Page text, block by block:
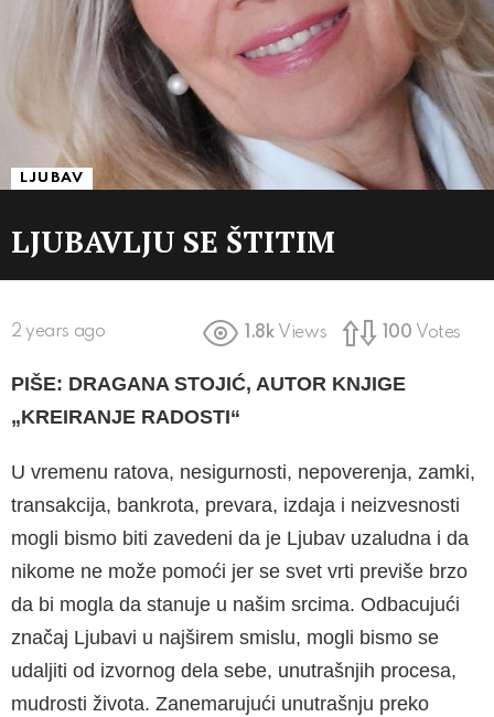
LJUBAV
LJUBAVLJU SE ŠTITIM
2 years ago 1.8k Views 100 Votes
PIŠE: DRAGANA STOJIĆ, AUTOR KNJIGE
„KREIRANJE RADOSTI“
U vremenu ratova, nesigurnosti, nepoverenja, zamki,
transakcija, bankrota, prevara, izdaja i neizvesnosti
mogli bismo biti zavedeni da je Ljubav uzaludna i da
nikome ne može pomo­ći jer se svet vrti previše brzo
da bi mogla da stanuje u našim srcima. Odbacujući
značaj Lju­bavi u najširem smislu, mogli bismo se
udaljiti od izvornog dela sebe, unutrašnjih procesa,
mudrosti života. Zanemarujući unutrašnju pre­ko